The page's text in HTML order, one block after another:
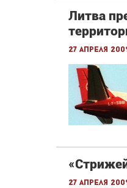
Литва
27 апреля
27 апреля